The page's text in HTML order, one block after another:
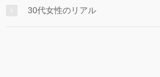
30代女性のリアル